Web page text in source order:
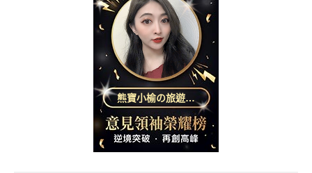
熊寶小榆の旅遊日
記